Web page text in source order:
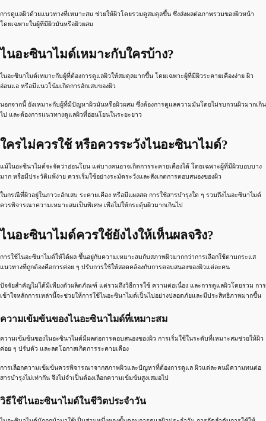
การดูแลผิวด้วยแนวทางที่เหมาะสม ช่วยให้ผิวโดยรวมดูสมดุลขึ้น ซึ่งส่งผลต่อภาพรวมของผิวหน้า
โดยเฉพาะในผู้ที่มีผิวมันหรือผิวผสม
ไนอะซินาไมด์เหมาะกับใครบ้าง?
ไนอะซินาไมด์เหมาะกับผู้ที่ต้องการดูแลผิวให้สมดุลมากขึ้น โดยเฉพาะผู้ที่มีผิวระคายเคืองง่าย ผิว
อ่อนแอ หรือมีแนวโน้มเกิดการอักเสบของผิว
นอกจากนี้ ยังเหมาะกับผู้ที่มีปัญหาผิวมันหรือผิวผสม ซึ่งต้องการดูแลความมันโดยไม่รบกวนผิวมากเกิน
ไป และต้องการแนวทางดูแลผิวที่อ่อนโยนในระยะยาว
ใครไม่ควรใช้ หรือควรระวังไนอะซินาไมด์?
แม้ไนอะซินาไมด์จะจัดว่าอ่อนโยน แต่บางคนอาจเกิดการระคายเคืองได้ โดยเฉพาะผู้ที่มีผิวบอบบาง
มาก หรือมีประวัติแพ้ง่าย ควรเริ่มใช้อย่างระมัดระวังและสังเกตการตอบสนองของผิว
ในกรณีที่ผิวอยู่ในภาวะอักเสบ ระคายเคือง หรือมีแผลสด การใช้สารบำรุงใด ๆ รวมถึงไนอะซินาไมด์
ควรพิจารณาความเหมาะสมเป็นพิเศษ เพื่อไม่ให้กระตุ้นผิวมากเกินไป
ไนอะซินาไมด์ควรใช้ยังไงให้เห็นผลจริง?
การใช้ไนอะซินาไมด์ให้ได้ผล ขึ้นอยู่กับความเหมาะสมกับสภาพผิวมากกว่าการเลือกใช้ตามกระแส
แนวทางที่ถูกต้องคือการค่อย ๆ ปรับการใช้ให้สอดคล้องกับการตอบสนองของผิวแต่ละคน
ปัจจัยสำคัญไม่ได้มีเพียงตัวผลิตภัณฑ์ แต่รวมถึงวิธีการใช้ ความต่อเนื่อง และการดูแลผิวโดยรวม การ
เข้าใจหลักการเหล่านี้จะช่วยให้การใช้ไนอะซินาไมด์เป็นไปอย่างปลอดภัยและมีประสิทธิภาพมากขึ้น
ความเข้มข้นของไนอะซินาไมด์ที่เหมาะสม
ความเข้มข้นของไนอะซินาไมด์มีผลต่อการตอบสนองของผิว การเริ่มใช้ในระดับที่เหมาะสมช่วยให้ผิว
ค่อย ๆ ปรับตัว และลดโอกาสเกิดการระคายเคือง
การเลือกความเข้มข้นควรพิจารณาจากสภาพผิวและปัญหาที่ต้องการดูแล ผิวแต่ละคนมีความทนต่อ
สารบำรุงไม่เท่ากัน จึงไม่จำเป็นต้องเลือกความเข้มข้นสูงเสมอไป
วิธีใช้ไนอะซินาไมด์ในชีวิตประจำวัน